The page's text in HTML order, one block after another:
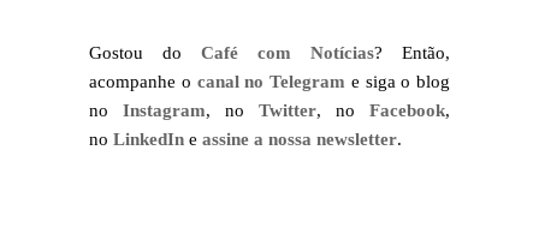
Gostou do Café com Notícias? Então,
acompanhe o canal no Telegram e siga o blog
no Instagram, no Twitter, no Facebook,
no LinkedIn e assine a nossa newsletter.